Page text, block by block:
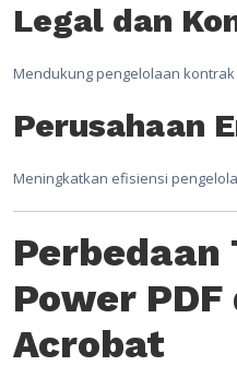
Legal dan
Mendukung pengelolaan
Perusahaan
Meningkatkan efisiensi
Perbedaan
Power PDF
Acrobat